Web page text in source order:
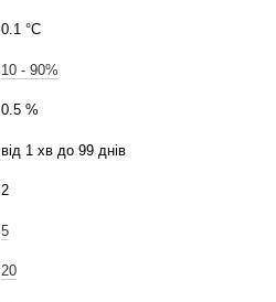
0.1 °C
10 - 90%
0.5 %
від 1 хв до 99 днів
2
5
20